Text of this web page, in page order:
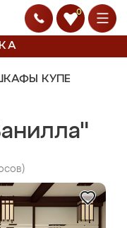
0
КУПЕ